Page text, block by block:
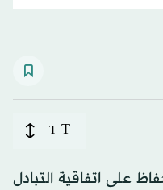
T
T
على اتفاقية التبادل